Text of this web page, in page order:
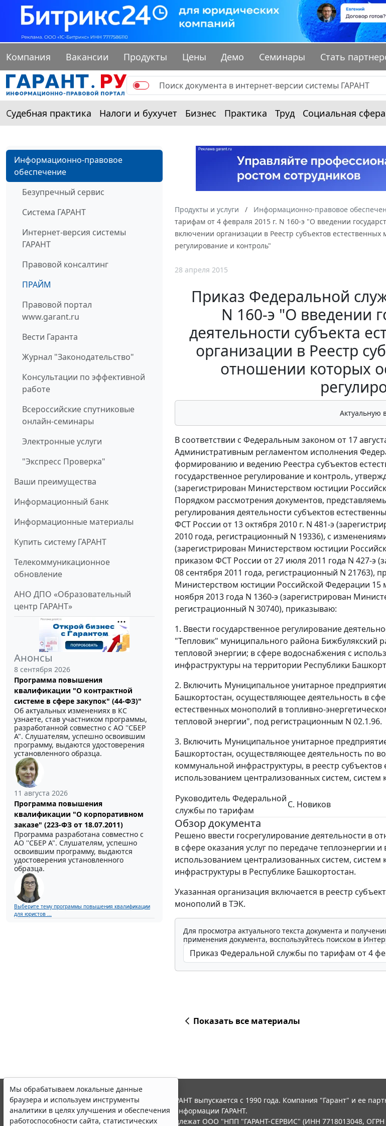
Компания Вакансии Продукты Цены Демо Семинары Стать
Судебная практика Налоги и бухучет Бизнес Практика Труд Социальная сфера
Информационно-правовое
обеспечение
Безупречный сервис
Система ГАРАНТ
Интернет-версия системы
ГАРАНТ
Правовой консалтинг
ПРАЙМ
Правовой портал
www.garant.ru
Вести Гаранта
Журнал "Законодательство"
Консультации по эффективной
работе
Всероссийские спутниковые
онлайн-семинары
Электронные услуги
"Экспресс Проверка"
Ваши преимущества
Информационный банк
Информационные материалы
Купить систему ГАРАНТ
Телекоммуникационное
обновление
АНО ДПО «Образовательный
центр ГАРАНТ»
Анонсы
8 сентября 2026
Программа повышения
квалификации "О контрактной
системе в сфере закупок" (44-ФЗ)"
Об актуальных изменениях в КС
узнаете, став участником программы,
разработанной совместно с АО ''СБЕР
А". Слушателям, успешно освоившим
программу, выдаются удостоверения
установленного образца.
11 августа 2026
Программа повышения
квалификации "О корпоративном
заказе" (223-ФЗ от 18.07.2011)
Программа разработана совместно с
АО ''СБЕР А". Слушателям, успешно
освоившим программу, выдаются
удостоверения установленного
образца.
Выберите тему программы повышения квалификации
для юристов ...
Продукты и услуги Информационно-правовое
тарифам от 4 февраля 2015 г. N 160-э "О введении
включении организации в Реестр субъектов
регулирование и контроль"
28 апреля 2015
Приказ Федеральной
N 160-э "О введении
деятельности субъекта
организации в Реестр
отношении которых
Актуальную
В соответствии с Федеральным законом от 17
Административным регламентом исполнения
формированию и ведению Реестра субъектов
государственное регулирование и контроль,
(зарегистрирован Министерством юстиции
Порядком рассмотрения документов,
регулирования деятельности субъектов
ФСТ России от 13 октября 2010 г. N 481-э
2010 года, регистрационный N 19336), с
(зарегистрирован Министерством юстиции
приказом ФСТ России от 27 июля 2011 года N 427-э
08 сентября 2011 года, регистрационный N 21763),
Министерством юстиции Российской Федерации 15
ноября 2013 года N 1360-э (зарегистрирован
регистрационный N 30740), приказываю:
1. Ввести государственное регулирование
"Тепловик" муниципального района Бижбулякский
тепловой энергии; в сфере водоснабжения с
инфраструктуры на территории Республики
2. Включить Муниципальное унитарное
Башкортостан, осуществляющее деятельность в
естественных монополий в топливно-
тепловой энергии", под регистрационным N 02.1.96.
3. Включить Муниципальное унитарное
Башкортостан, осуществляющее деятельность по
коммунальной инфраструктуры, в реестр
использованием централизованных систем,
Руководитель Федеральной
службы по тарифам
С. Новиков
Обзор документа
Решено ввести госрегулирование деятельности в
в сфере оказания услуг по передаче теплоэнергии
использованием централизованных систем, систем
инфраструктуры в Республике Башкортостан.
Указанная организация включается в реестр
монополий в ТЭК.
Для просмотра актуального текста документа и
применения документа, воспользуйтесь поиском в
Показать все материалы
Мы обрабатываем локальные данные
браузера и используем инструменты
аналитики в целях улучшения и обеспечения
работоспособности сайта, статистических
© ООО "НПП "ГАРАНТ-СЕРВИС", 2026. Система ГАРАНТ выпускается с 1990 года. Компания "Гарант" и ее
участниками Российской ассоциации правовой информации ГАРАНТ.
Все права на материалы сайта ГАРАНТ.РУ принадлежат ООО "НПП "ГАРАНТ-СЕРВИС" (ИНН 7718013048, ОГРН